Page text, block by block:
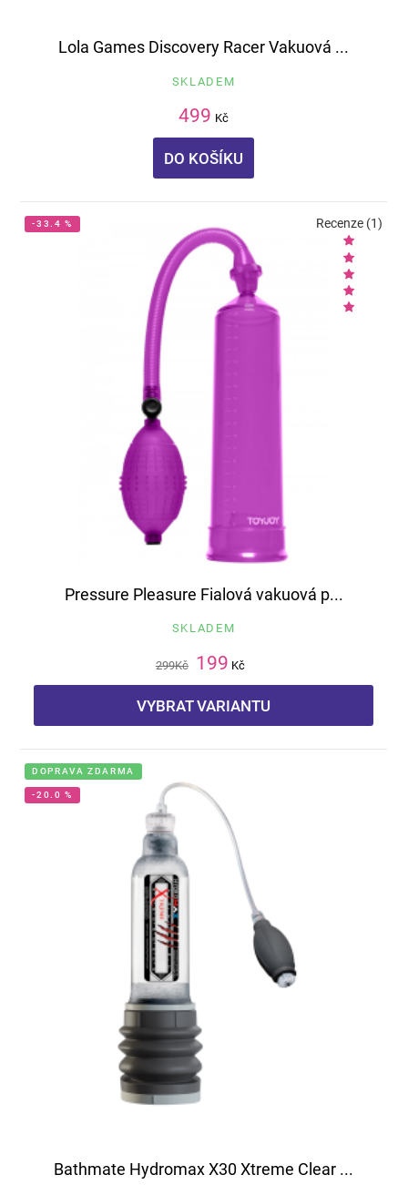
Lola Games Discovery Racer Vakuová ...
SKLADEM
499 Kč
DO KOŠÍKU
-33.4 %
Pressure Pleasure Fialová vakuová p...
SKLADEM
299Kč 199 Kč
VYBRAT VARIANTU
Recenze (1)
DOPRAVA ZDARMA
-20.0 %
Bathmate Hydromax X30 Xtreme Clear ...